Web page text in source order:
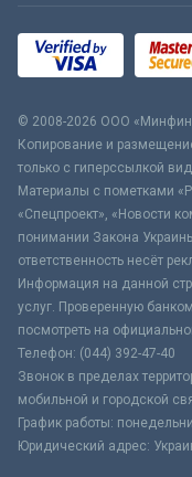
© 2008-2026 ООО
Копирование и
только с гиперссылкой
Материалы с пометками
«Спецпроект», «Новости
понимании Закона
ответственность несёт
Информация на данной
услуг. Проверенную
посмотреть на
Телефон: (044) 392-47-40
Звонок в пределах
мобильной и городской
График работы:
Юридический адрес: